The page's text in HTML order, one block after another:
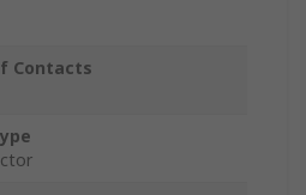
Contacts